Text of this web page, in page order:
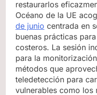
restaurarlos
Océano de la UE
de junio centrada en
buenas prácticas
costeros. La sesión
para la
métodos que
teledetección para
vulnerables como los